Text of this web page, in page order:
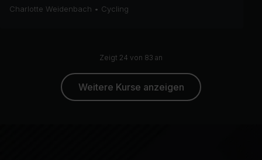
Charlotte Weidenbach • Cycling
Zeigt 24 von 83 an
Weitere Kurse anzeigen